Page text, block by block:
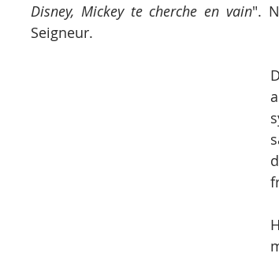
Disney, Mickey te cherche en vain".
Seigneur.